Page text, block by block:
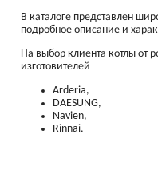
В каталоге представлен
подробное описание и
На выбор клиента котлы от
изготовителей
Arderia,
DAESUNG,
Navien,
Rinnai.